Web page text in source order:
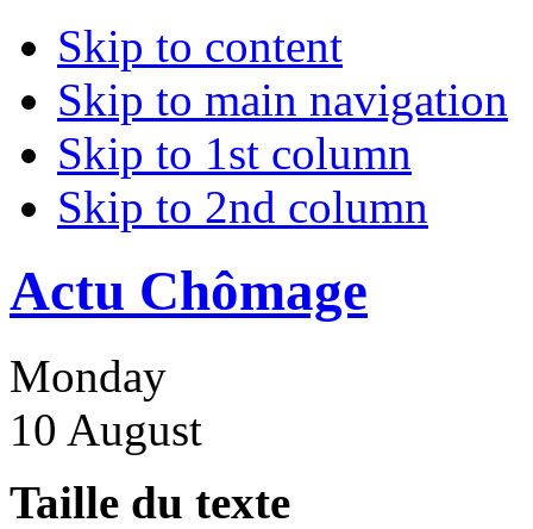
Skip to content
Skip to main navigation
Skip to 1st column
Skip to 2nd column
Actu Chômage
Monday
10 August
Taille du texte